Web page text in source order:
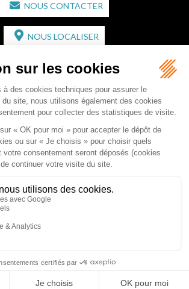
NOUS CONTACTER
NOUS LOCALISER
CABINET SECONDAIRE
2 bis Avenue de l'Europe
ST MAGNE-DE-CASTILLON
55 87 30 - Fax : 05 57 51 73 64
piola@gaucher-piola-avocat.fr
NOUS CONTACTER
NOUS LOCALISER
Plan du site Mentions légales
© 2019